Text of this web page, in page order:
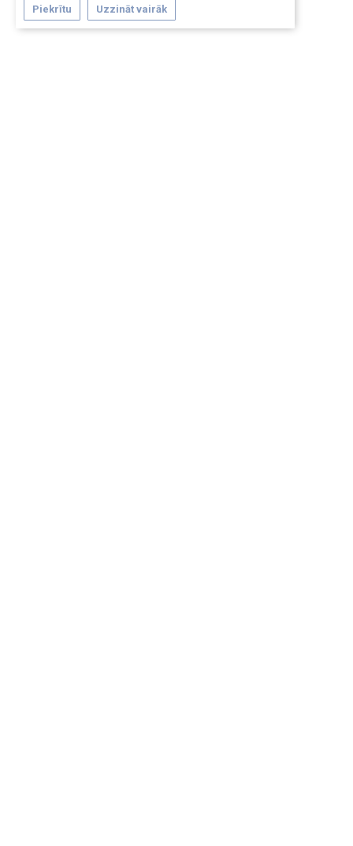
Piekrītu Uzzināt vairāk